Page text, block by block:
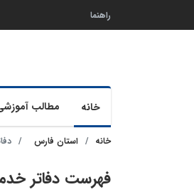
راهنما
خانه مطالب
خانه استان فارس
فهرست دفاتر خدمات